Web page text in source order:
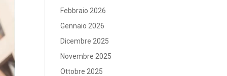
Febbraio 2026
Gennaio 2026
Dicembre 2025
Novembre 2025
Ottobre 2025